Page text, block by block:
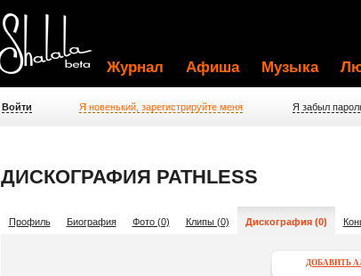
Журнал Афиша Музыка
Войти Я новенький, зарегистрируйте меня Я забыл
ДИСКОГРАФИЯ PATHLESS
Профиль Биография Фото (0) Клипы (0) Дискография (0)
ДОБАВИТЬ